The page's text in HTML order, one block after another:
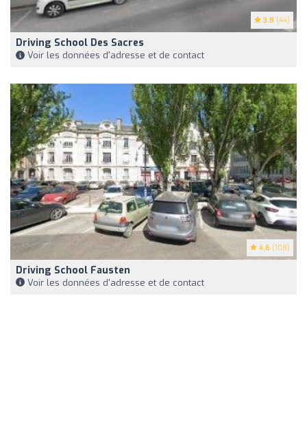
3.8 (44)
Driving School Des Sacres
Voir les données d'adresse et de contact
4.6 (108)
Driving School Fausten
Voir les données d'adresse et de contact